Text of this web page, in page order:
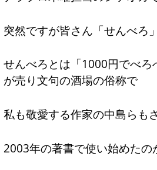
突然ですが皆さん「せんべろ
せんべろとは「1000円でべろ
が売り文句の酒場の俗称で
私も敬愛する作家の中島らも
2003年の著書で使い始めたの